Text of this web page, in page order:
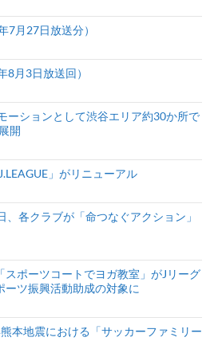
7月27日放送分）
8月3日放送回）
ーションとして渋谷エリア約30か所で
開
」がリニューアル
各クラブが「命つなぐアクション」
ポーツコートでヨガ教室」がJリーグ
ツ振興活動助成の対象に
本地震における「サッカーファミリー